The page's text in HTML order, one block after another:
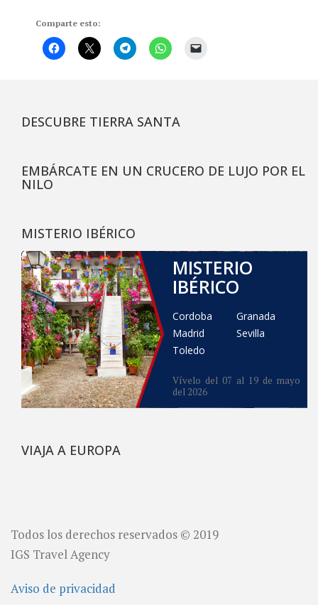
Comparte esto:
DESCUBRE TIERRA SANTA
EMBÁRCATE EN UN CRUCERO DE LUJO POR EL
NILO
MISTERIO IBÉRICO
MISTERIO
IBÉRICO
Cordoba
Granada
Madrid
Sevilla
Toledo
Vívelo del 07 al 19 de mayo
del 2026
VIAJA A EUROPA
Todos los derechos reservados © 2019
IGS Travel Agency
Aviso de privacidad